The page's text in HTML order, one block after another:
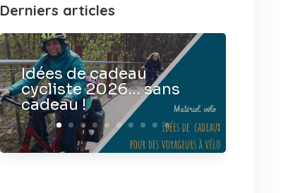
Derniers articles
Idées de cadeau
cycliste 2026… sans
cadeau !